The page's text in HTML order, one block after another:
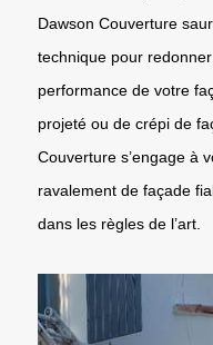
Dawson Couverture
technique pour
performance de votre
projeté ou de crépi de
Couverture s’engage à
ravalement de façade
dans les règles de l’art.